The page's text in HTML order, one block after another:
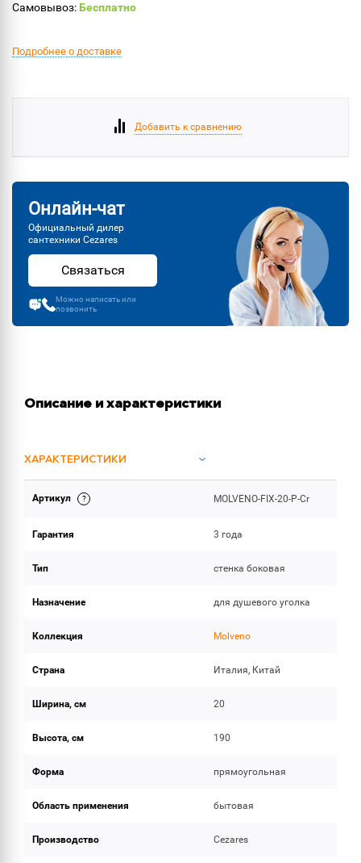
Самовывоз:Бесплатно
Подробнее о доставке
Добавить к сравнению
Онлайн-чат
Официальный дилер
сантехники Cezares
Связаться
Можно написать или
позвонить
Описание и характеристики
ХАРАКТЕРИСТИКИ
ОБЪЕМ ПОСТАВКИ
Артикул MOLVENO-FIX-20-P-Cr
Гарантия 3 года
Тип стенка боковая
Назначение для душевого уголка
Коллекция Molveno
Страна Италия, Китай
Ширина, см 20
Высота, см 190
Форма прямоугольная
Область применения бытовая
Производство Cezares